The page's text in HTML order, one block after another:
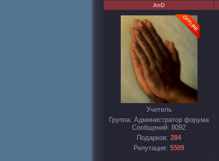
AnD
Учитель
Группа: Администратор форума
Сообщений: 8092
Подарков: 284
Репутация: 5509